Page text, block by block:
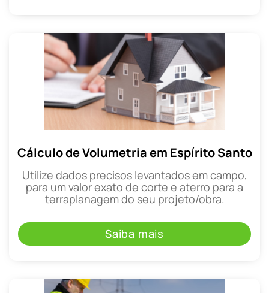
Cálculo de Volumetria em Espírito Santo
Utilize dados precisos levantados em campo,
para um valor exato de corte e aterro para a
terraplanagem do seu projeto/obra.
Saiba mais